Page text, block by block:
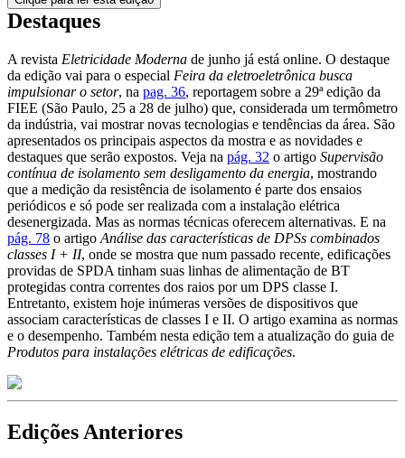
Destaques
A revista Eletricidade Moderna de junho já está online. O destaque
da edição vai para o especial Feira da eletroeletrônica busca
impulsionar o setor, na pag. 36, reportagem sobre a 29ª edição da
FIEE (São Paulo, 25 a 28 de julho) que, considerada um termômetro
da indústria, vai mostrar novas tecnologias e tendências da área. São
apresentados os principais aspectos da mostra e as novidades e
destaques que serão expostos. Veja na pág. 32 o artigo Supervisão
contínua de isolamento sem desligamento da energia, mostrando
que a medição da resistência de isolamento é parte dos ensaios
periódicos e só pode ser realizada com a instalação elétrica
desenergizada. Mas as normas técnicas oferecem alternativas. E na
pág. 78 o artigo Análise das características de DPSs combinados
classes I + II, onde se mostra que num passado recente, edificações
providas de SPDA tinham suas linhas de alimentação de BT
protegidas contra correntes dos raios por um DPS classe I.
Entretanto, existem hoje inúmeras versões de dispositivos que
associam características de classes I e II. O artigo examina as normas
e o desempenho. Também nesta edição tem a atualização do guia de
Produtos para instalações elétricas de edificações.
Edições Anteriores